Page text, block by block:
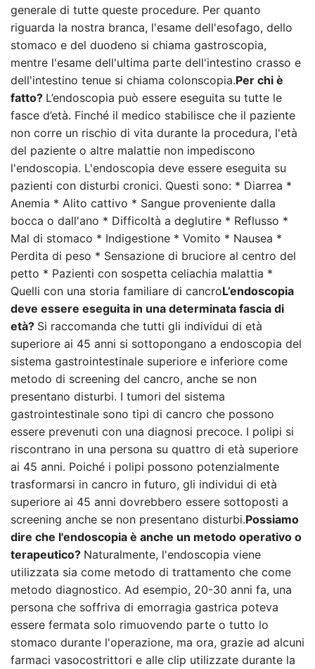
generale di tutte queste procedure. Per quanto
riguarda la nostra branca, l'esame dell'esofago, dello
stomaco e del duodeno si chiama gastroscopia,
mentre l'esame dell'ultima parte dell'intestino crasso e
dell'intestino tenue si chiama colonscopia.Per chi è
fatto? L’endoscopia può essere eseguita su tutte le
fasce d’età. Finché il medico stabilisce che il paziente
non corre un rischio di vita durante la procedura, l'età
del paziente o altre malattie non impediscono
l'endoscopia. L'endoscopia deve essere eseguita su
pazienti con disturbi cronici. Questi sono: * Diarrea *
Anemia * Alito cattivo * Sangue proveniente dalla
bocca o dall'ano * Difficoltà a deglutire * Reflusso *
Mal di stomaco * Indigestione * Vomito * Nausea *
Perdita di peso * Sensazione di bruciore al centro del
petto * Pazienti con sospetta celiachia malattia *
Quelli con una storia familiare di cancroL’endoscopia
deve essere eseguita in una determinata fascia di
età? Si raccomanda che tutti gli individui di età
superiore ai 45 anni si sottopongano a endoscopia del
sistema gastrointestinale superiore e inferiore come
metodo di screening del cancro, anche se non
presentano disturbi. I tumori del sistema
gastrointestinale sono tipi di cancro che possono
essere prevenuti con una diagnosi precoce. I polipi si
riscontrano in una persona su quattro di età superiore
ai 45 anni. Poiché i polipi possono potenzialmente
trasformarsi in cancro in futuro, gli individui di età
superiore ai 45 anni dovrebbero essere sottoposti a
screening anche se non presentano disturbi.Possiamo
dire che l'endoscopia è anche un metodo operativo o
terapeutico? Naturalmente, l'endoscopia viene
utilizzata sia come metodo di trattamento che come
metodo diagnostico. Ad esempio, 20-30 anni fa, una
persona che soffriva di emorragia gastrica poteva
essere fermata solo rimuovendo parte o tutto lo
stomaco durante l'operazione, ma ora, grazie ad alcuni
farmaci vasocostrittori e alle clip utilizzate durante la